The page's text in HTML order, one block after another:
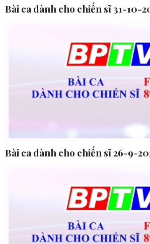
Bài ca dành cho chiến sĩ 31-10-
Bài ca dành cho chiến sĩ 26-9-